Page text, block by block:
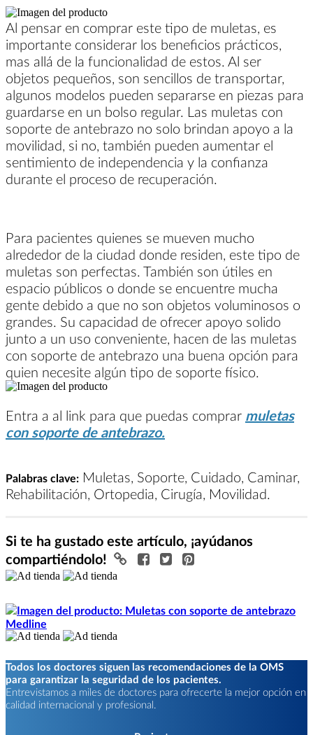
Al pensar en comprar este tipo de muletas, es
importante considerar los beneficios prácticos,
mas allá de la funcionalidad de estos. Al ser
objetos pequeños, son sencillos de transportar,
algunos modelos pueden separarse en piezas para
guardarse en un bolso regular. Las muletas con
soporte de antebrazo no solo brindan apoyo a la
movilidad, si no, también pueden aumentar el
sentimiento de independencia y la confianza
durante el proceso de recuperación.
Para pacientes quienes se mueven mucho
alrededor de la ciudad donde residen, este tipo de
muletas son perfectas. También son útiles en
espacio públicos o donde se encuentre mucha
gente debido a que no son objetos voluminosos o
grandes. Su capacidad de ofrecer apoyo solido
junto a un uso conveniente, hacen de las muletas
con soporte de antebrazo una buena opción para
quien necesite algún tipo de soporte físico.
Entra a al link para que puedas comprar muletas
con soporte de antebrazo.
Palabras clave: Muletas, Soporte, Cuidado, Caminar,
Rehabilitación, Ortopedia, Cirugía, Movilidad.
Si te ha gustado este artículo, ¡ayúdanos
compartiéndolo!
Todos los doctores siguen las recomendaciones de la OMS
para garantizar la seguridad de los pacientes.
Entrevistamos a miles de doctores para ofrecerte la mejor opción en
calidad internacional y profesional.